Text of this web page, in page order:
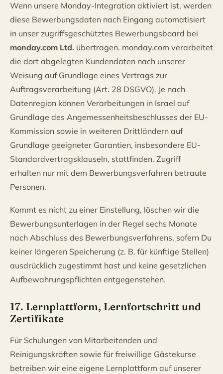
Wenn unsere Monday-Integration aktiviert ist, werden
diese Bewerbungsdaten nach Eingang automatisiert
in unser zugriffsgeschütztes Bewerbungsboard bei
monday.com Ltd. übertragen. monday.com verarbeitet
die dort abgelegten Kundendaten nach unserer
Weisung auf Grundlage eines Vertrags zur
Auftragsverarbeitung (Art. 28 DSGVO). Je nach
Datenregion können Verarbeitungen in Israel auf
Grundlage des Angemessenheitsbeschlusses der EU-
Kommission sowie in weiteren Drittländern auf
Grundlage geeigneter Garantien, insbesondere EU-
Standardvertragsklauseln, stattfinden. Zugriff
erhalten nur mit dem Bewerbungsverfahren betraute
Personen.
Kommt es nicht zu einer Einstellung, löschen wir die
Bewerbungsunterlagen in der Regel sechs Monate
nach Abschluss des Bewerbungsverfahrens, sofern Du
keiner längeren Speicherung (z. B. für künftige Stellen)
ausdrücklich zugestimmt hast und keine gesetzlichen
Aufbewahrungspflichten entgegenstehen.
17. Lernplattform, Lernfortschritt und
Zertifikate
Für Schulungen von Mitarbeitenden und
Reinigungskräften sowie für freiwillige Gästekurse
betreiben wir eine eigene Lernplattform auf unserer